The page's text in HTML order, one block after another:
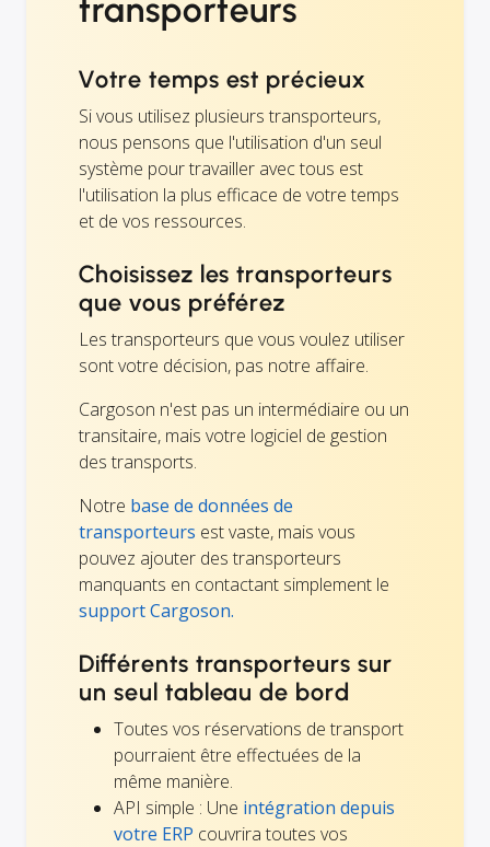
transporteurs
Votre temps est précieux
Si vous utilisez plusieurs transporteurs,
nous pensons que l'utilisation d'un seul
système pour travailler avec tous est
l'utilisation la plus efficace de votre temps
et de vos ressources.
Choisissez les transporteurs
que vous préférez
Les transporteurs que vous voulez utiliser
sont votre décision, pas notre affaire.
Cargoson n'est pas un intermédiaire ou un
transitaire, mais votre logiciel de gestion
des transports.
Notre base de données de
transporteurs est vaste, mais vous
pouvez ajouter des transporteurs
manquants en contactant simplement le
support Cargoson.
Différents transporteurs sur
un seul tableau de bord
Toutes vos réservations de transport
pourraient être effectuées de la
même manière.
API simple : Une intégration depuis
votre ERP couvrira toutes vos